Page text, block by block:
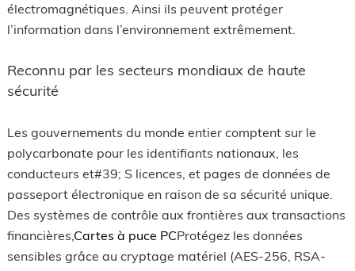
électromagnétiques. Ainsi ils peuvent protéger
l’information dans l’environnement extrêmement.
Reconnu par les secteurs mondiaux de haute
sécurité
Les gouvernements du monde entier comptent sur le
polycarbonate pour les identifiants nationaux, les
conducteurs et#39; S licences, et pages de données de
passeport électronique en raison de sa sécurité unique.
Des systèmes de contrôle aux frontières aux transactions
financières,Cartes à puce PCProtégez les données
sensibles grâce au cryptage matériel (AES-256, RSA-